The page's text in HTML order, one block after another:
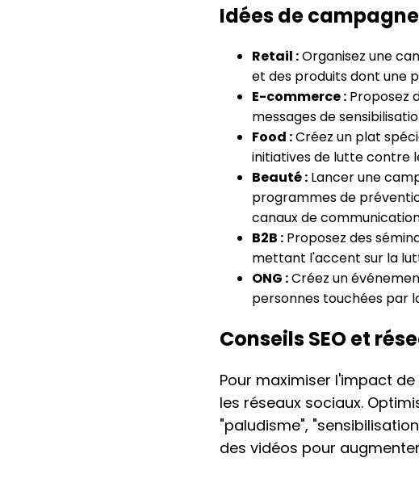
Idées de
Retail :Organisez une
et des produits dont une
E-commerce : Proposez
messages de
Food :Créez un plat
initiatives de lutte contre
Beauté : Lancer une
programmes de
canaux de
B2B : Proposez des
mettant l'accent sur la
ONG :Créez un
personnes touchées par
Conseils SEO et
Pour maximiser l'impact
les réseaux sociaux.
"paludisme",
des vidéos pour